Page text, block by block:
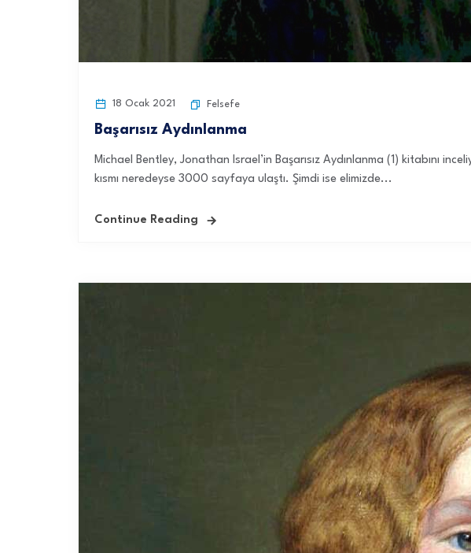
18 Ocak 2021 Felsefe
Başarısız Aydınlanma
Michael Bentley, Jonathan Israel’in Başarısız Aydınlanma (1) kitabını
kısmı neredeyse 3000 sayfaya ulaştı. Şimdi ise elimizde...
Continue Reading